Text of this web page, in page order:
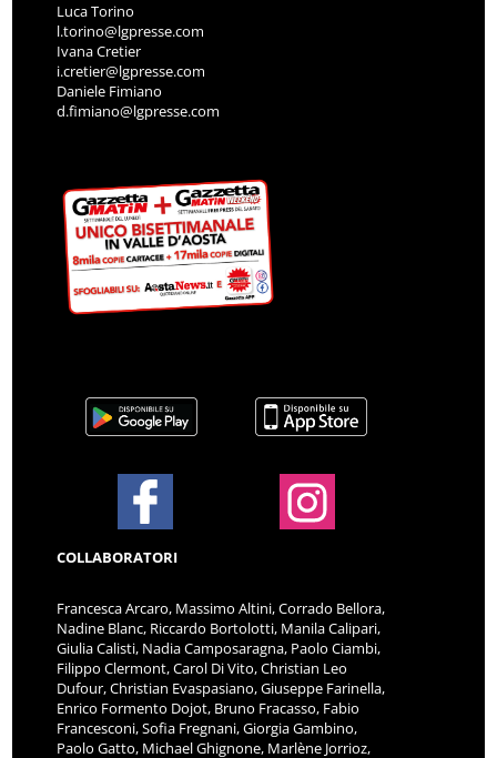
Luca Torino
l.torino@lgpresse.com
Ivana Cretier
i.cretier@lgpresse.com
Daniele Fimiano
d.fimiano@lgpresse.com
COLLABORATORI
Francesca Arcaro, Massimo Altini, Corrado Bellora,
Nadine Blanc, Riccardo Bortolotti, Manila Calipari,
Giulia Calisti, Nadia Camposaragna, Paolo Ciambi,
Filippo Clermont, Carol Di Vito, Christian Leo
Dufour, Christian Evaspasiano, Giuseppe Farinella,
Enrico Formento Dojot, Bruno Fracasso, Fabio
Francesconi, Sofia Fregnani, Giorgia Gambino,
Paolo Gatto, Michael Ghignone, Marlène Jorrioz,